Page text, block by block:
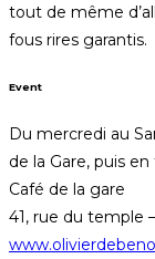
tout de même
fous rires garantis.
Event
Du mercredi au
de la Gare, puis
Café de la gare
41, rue du temple